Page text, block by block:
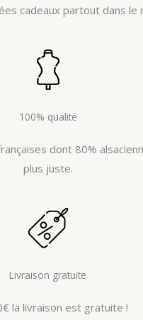
cadeaux partout dans le
100% qualité
dont 80%
plus juste.
Livraison gratuite
la livraison est gratuite !